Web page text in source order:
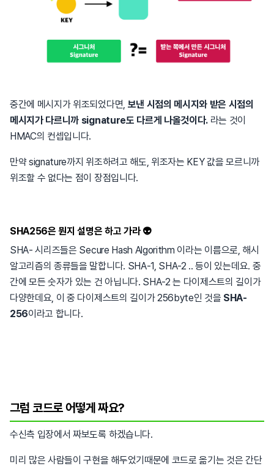
중간에 메시지가 위조되었다면, 보낸 시점의 메시지와 받은 시점의
메시지가 다르니까 signature도 다르게 나올것이다. 라는 것이
HMAC의 컨셉입니다.
만약 signature까지 위조하려고 해도, 위조자는 KEY 값을 모르니까
위조할 수 없다는 점이 장점입니다.
SHA256은 뭔지 설명은 하고 가라 👽
SHA- 시리즈들은 Secure Hash Algorithm 이라는 이름으로, 해시
알고리즘의 종류들을 말합니다. SHA-1, SHA-2 .. 등이 있는데요. 중
간에 모든 숫자가 있는 건 아닙니다. SHA-2 는 다이제스트의 길이가
다양한데요, 이 중 다이제스트의 길이가 256byte인 것을 SHA-
256이라고 합니다.
그럼 코드로 어떻게 짜요?
수신측 입장에서 짜보도록 하겠습니다.
미리 많은 사람들이 구현을 해두었기때문에 코드로 옮기는 것은 간단